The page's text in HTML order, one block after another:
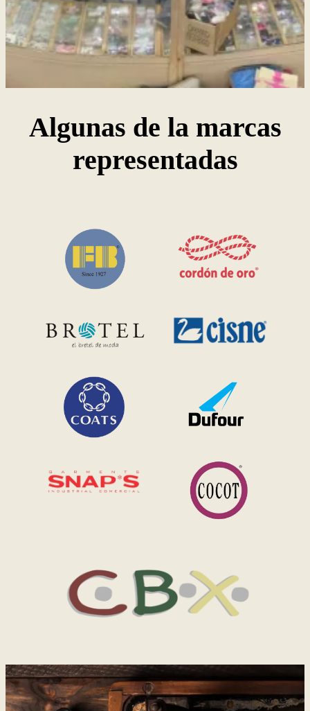
Algunas de la marcas
representadas